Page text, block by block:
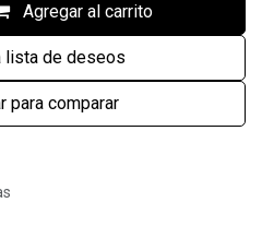
Agregar al carrito
para comparar
lista de deseos